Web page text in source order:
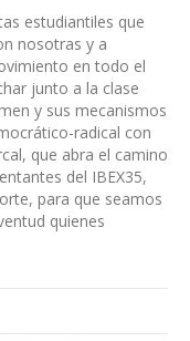
estudiantiles que
nosotras y a
en todo el
junto a la clase
y sus mecanismos
radical con
que abra el camino
del IBEX35,
para que seamos
quienes